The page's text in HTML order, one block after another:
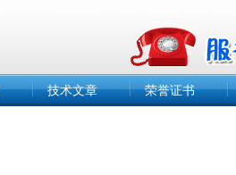
技术文章 荣誉证书